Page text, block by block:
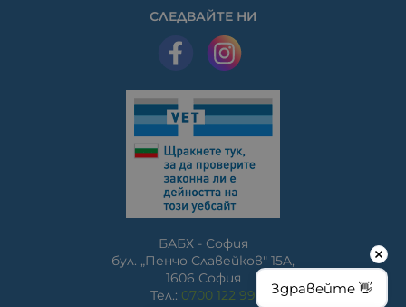
СЛЕДВАЙТЕ НИ
БАБХ - София
бул. „Пенчо Славейков" 15A,
1606 София
Тел.: 0700 122 99
Здравейте 👋